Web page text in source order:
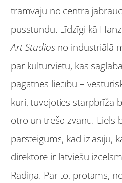
tramvaju no centra
pusstundu. Līdzīgi kā
Art Studios no industriālā
par kultūrvietu, kas
pagātnes liecību –
kuri, tuvojoties starpbrīža
otro un trešo zvanu. Liels
pārsteigums, kad izlasīju,
direktore ir latviešu
Radiņa. Par to, protams,